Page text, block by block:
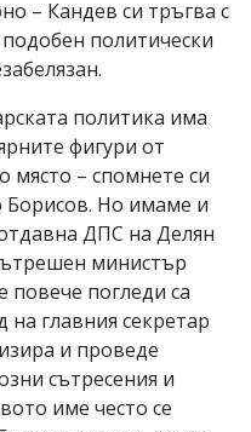
– Кандев си тръгва с
политически
политика има
фигури от
място – спомнете си
Борисов. Но имаме и
ДПС на Делян
министър
повече погледи са
главния секретар
и проведе
сътресения и
име често се